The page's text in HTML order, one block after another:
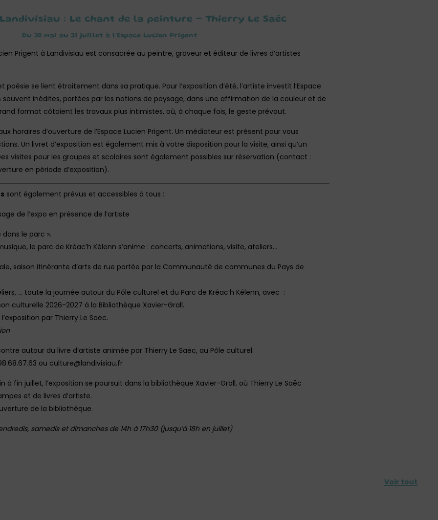
Landivisiau : Le chant de la peinture – Thierry Le Saëc
Du 30 mai au 31 juillet à l’Espace Lucien Prigent
Prigent à Landivisiau est consacrée au peintre, graveur et éditeur de livres d’artistes
poésie se lient étroitement dans sa pratique. Pour l’exposition d’été, l’artiste investit l’Espace
inédites, portées par les notions de paysage, dans une affirmation de la couleur et de
format côtoient les travaux plus intimistes, où, à chaque fois, le geste prévaut.
horaires d’ouverture de l’Espace Lucien Prigent. Un médiateur est présent pour vous
Un livret d’exposition est également mis à votre disposition pour la visite, ainsi qu’un
visites pour les groupes et scolaires sont également possibles sur réservation (contact :
en période d’exposition).
sont également prévus et accessibles à tous :
de l’expo en présence de l’artiste
dans le parc ».
le parc de Kréac’h Kélenn s’anime : concerts, animations, visite, ateliers…
saison itinérante d’arts de rue portée par la Communauté de communes du Pays de
… toute la journée autour du Pôle culturel et du Parc de Kréac’h Kélenn, avec :
culturelle 2026-2027 à la Bibliothèque Xavier-Grall.
par Thierry Le Saëc.
autour du livre d’artiste animée par Thierry Le Saëc, au Pôle culturel.
ou culture@landivisiau.fr
à fin juillet, l’exposition se poursuit dans la bibliothèque Xavier-Grall, où Thierry Le Saëc
et de livres d’artiste.
de la bibliothèque.
samedis et dimanches de 14h à 17h30 (jusqu’à 18h en juillet)
Voir tout